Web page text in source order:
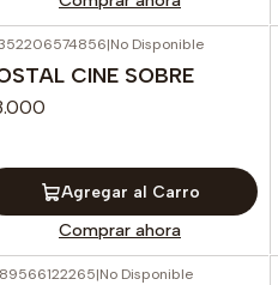
|No Disponible
CINE SOBRE
Agregar al Carro
Comprar ahora
|No Disponible